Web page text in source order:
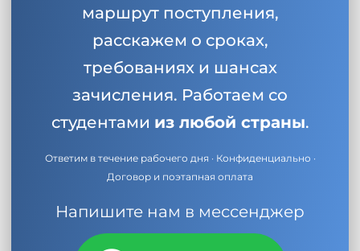
маршрут поступления,
расскажем о сроках,
требованиях и шансах
зачисления. Работаем со
студентами из любой страны.
Ответим в течение рабочего дня · Конфиденциально ·
Договор и поэтапная оплата
Напишите нам в мессенджер